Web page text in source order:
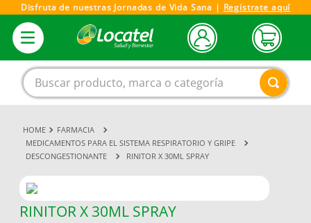
Disfruta de nuestras Jornadas de Vida Sana | Regístrate aquí
Buscar producto, marca o categoría
FARMACIA
MEDICAMENTOS PARA EL SISTEMA RESPIRATORIO Y GRIPE
DESCONGESTIONANTE
RINITOR X 30ML SPRAY
RINITOR X 30ML SPRAY
1.
magnesio
.
omega 3
3 .
4.
vitamina c